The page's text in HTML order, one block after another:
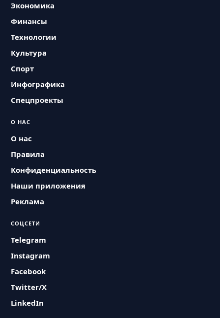
Экономика
Финансы
Технологии
Культура
Спорт
Инфографика
Спецпроекты
О НАС
О нас
Правила
Конфиденциальность
Наши приложения
Реклама
СОЦСЕТИ
Telegram
Instagram
Facebook
Twitter/X
LinkedIn